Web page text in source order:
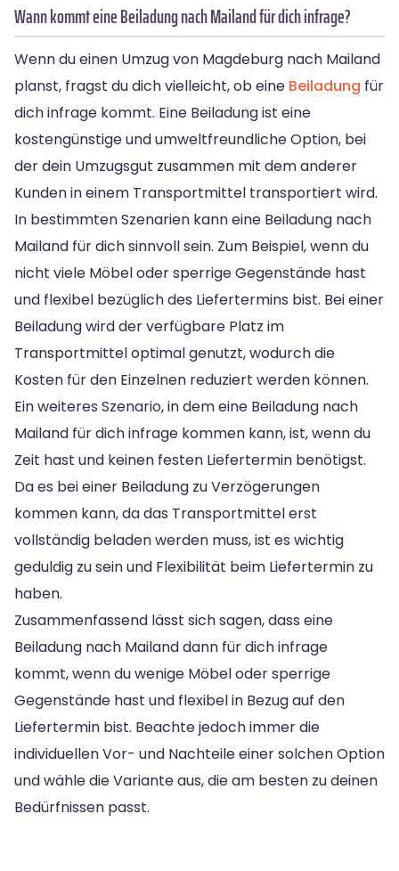
Wann kommt eine Beiladung nach Mailand für dich infrage?
Wenn du einen Umzug von Magdeburg nach Mailand
planst, fragst du dich vielleicht, ob eine Beiladung für
dich infrage kommt. Eine Beiladung ist eine
kostengünstige und umweltfreundliche Option, bei
der dein Umzugsgut zusammen mit dem anderer
Kunden in einem Transportmittel transportiert wird.
In bestimmten Szenarien kann eine Beiladung nach
Mailand für dich sinnvoll sein. Zum Beispiel, wenn du
nicht viele Möbel oder sperrige Gegenstände hast
und flexibel bezüglich des Liefertermins bist. Bei einer
Beiladung wird der verfügbare Platz im
Transportmittel optimal genutzt, wodurch die
Kosten für den Einzelnen reduziert werden können.
Ein weiteres Szenario, in dem eine Beiladung nach
Mailand für dich infrage kommen kann, ist, wenn du
Zeit hast und keinen festen Liefertermin benötigst.
Da es bei einer Beiladung zu Verzögerungen
kommen kann, da das Transportmittel erst
vollständig beladen werden muss, ist es wichtig
geduldig zu sein und Flexibilität beim Liefertermin zu
haben.
Zusammenfassend lässt sich sagen, dass eine
Beiladung nach Mailand dann für dich infrage
kommt, wenn du wenige Möbel oder sperrige
Gegenstände hast und flexibel in Bezug auf den
Liefertermin bist. Beachte jedoch immer die
individuellen Vor- und Nachteile einer solchen Option
und wähle die Variante aus, die am besten zu deinen
Bedürfnissen passt.